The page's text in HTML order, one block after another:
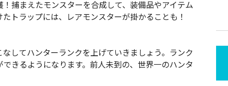
捕まえたモンスターを合成して、装備品やアイテム
トラップには、レアモンスターが掛かることも！
してハンターランクを上げていきましょう。ランク
きるようになります。前人未到の、世界一のハンタ